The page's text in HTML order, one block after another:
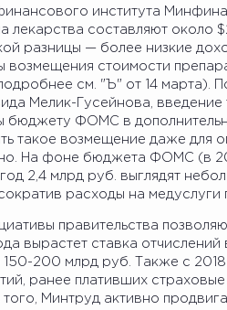
института
лекарства составляют около
разницы — более низкие
возмещения стоимости
см. "Ъ" от 14 марта).
Мелик-Гусейнова,
бюджету ФОМС в
такое возмещение даже для
На фоне бюджета ФОМС (в
2,4 млрд руб. выглядят
расходы на медуслуги
правительства
вырастет ставка
200 млрд руб. Также с
ранее плативших
Минтруд активно